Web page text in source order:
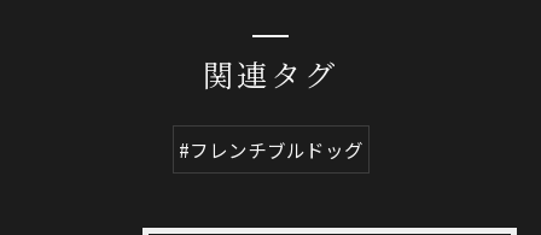
関連タグ
#フレンチブルドッグ